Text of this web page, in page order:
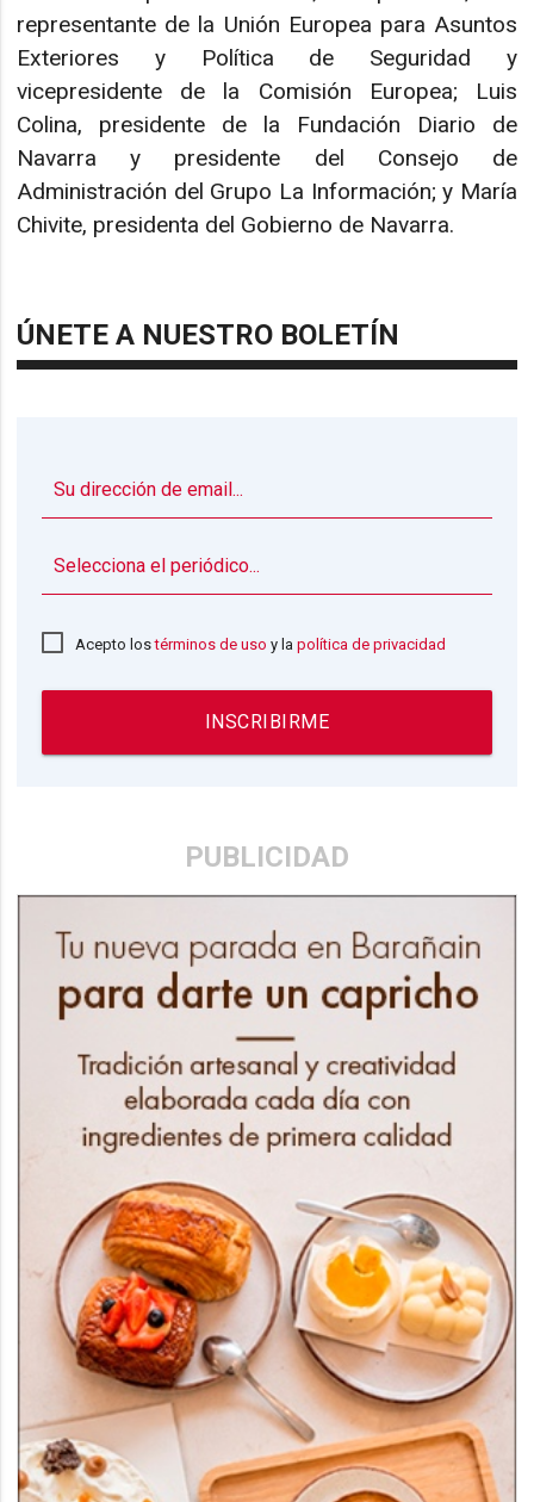
representante de la Unión Europea para Asuntos
Exteriores y Política de Seguridad y
vicepresidente de la Comisión Europea; Luis
Colina, presidente de la Fundación Diario de
Navarra y presidente del Consejo de
Administración del Grupo La Información; y María
Chivite, presidenta del Gobierno de Navarra.
ÚNETE A NUESTRO BOLETÍN
Acepto lostérminos de uso y lapolítica de privacidad
INSCRIBIRME
PUBLICIDAD